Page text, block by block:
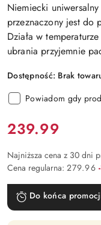
Niemiecki
przeznaczony jest do
Działa w
ubrania przyjemnie
Dostępność: Brak
Powiadom gdy
Cena:
239.99
Najniższa cena z 30 dni
Cena regularna: 279.96
Do końca